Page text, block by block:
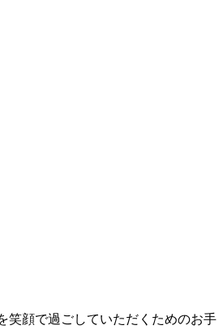
笑顔で過ごしていただくためのお手